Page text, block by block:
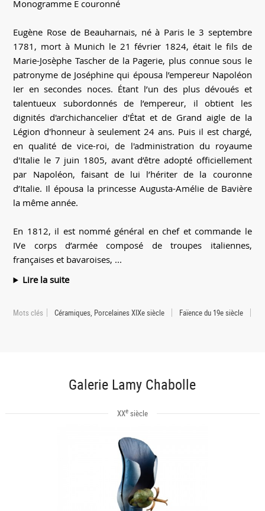
Monogramme E couronné
Eugène Rose de Beauharnais, né à Paris le 3 septembre
1781, mort à Munich le 21 février 1824, était le fils de
Marie-Josèphe Tascher de la Pagerie, plus connue sous le
patronyme de Joséphine qui épousa l’empereur Napoléon
Ier en secondes noces. Étant l’un des plus dévoués et
talentueux subordonnés de l’empereur, il obtient les
dignités d'archichancelier d'État et de Grand aigle de la
Légion d'honneur à seulement 24 ans. Puis il est chargé,
en qualité de vice-roi, de l'administration du royaume
d'Italie le 7 juin 1805, avant d’être adopté officiellement
par Napoléon, faisant de lui l’hériter de la couronne
d’Italie. Il épousa la princesse Augusta-Amélie de Bavière
la même année.
En 1812, il est nommé général en chef et commande le
IVe corps d’armée composé de troupes italiennes,
françaises et bavaroises, ...
Lire la suite
Mots clés Céramiques, Porcelaines XIXe siècle Faïence du 19e siècle
Galerie Lamy Chabolle
XXesiècle